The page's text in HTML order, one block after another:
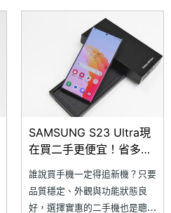
型設計，具備 10 倍光學焦段的
長焦鏡頭更方便追星、演唱會攝
影。究竟 SAMSUNG Galaxy
SAMSUNG S23 Ultra現
在買二手更便宜！省多少
錢、通路平均價格一次看
(2025.6)
誰說買手機一定得追新機？只要
品質穩定、外觀與功能狀態良
好，選擇實惠的二手機也是聰明